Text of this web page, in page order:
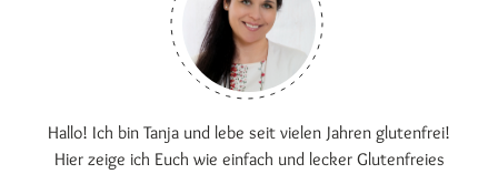
Hallo! Ich bin Tanja und lebe seit vielen Jahren glutenfrei!
Hier zeige ich Euch wie einfach und lecker Glutenfreies